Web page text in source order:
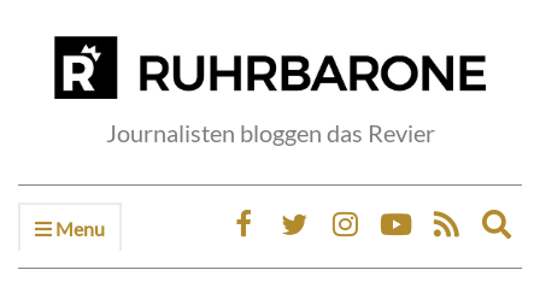
Journalisten bloggen das Revier
Menu